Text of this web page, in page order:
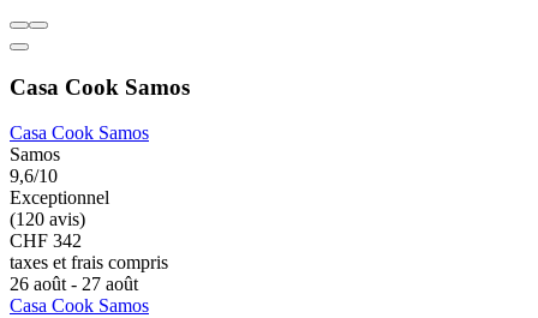
Casa Cook Samos
Casa Cook Samos
Samos
9,6/10
Exceptionnel
(120 avis)
CHF 342
taxes et frais compris
26 août - 27 août
Casa Cook Samos